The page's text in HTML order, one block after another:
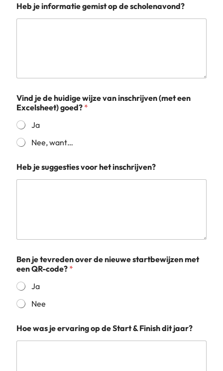
Heb je informatie gemist op de scholenavond?
Vind je de huidige wijze van inschrijven (met een
Excelsheet) goed? *
Ja
Nee, want…
Heb je suggesties voor het inschrijven?
Ben je tevreden over de nieuwe startbewijzen met
een QR-code? *
Ja
Nee
i
e
Hoe was je ervaring op de Start & Finish dit jaar?